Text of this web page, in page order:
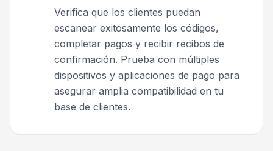
Verifica que los clientes puedan
escanear exitosamente los códigos,
completar pagos y recibir recibos de
confirmación. Prueba con múltiples
dispositivos y aplicaciones de pago para
asegurar amplia compatibilidad en tu
base de clientes.